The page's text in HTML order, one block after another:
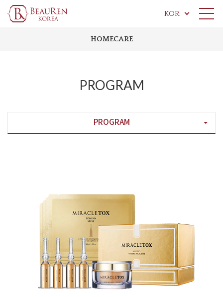
KOR
HOMECARE
PROGRAM
PROGRAM